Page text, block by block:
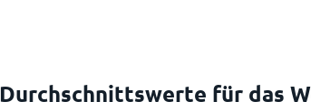
Durchschnittswerte für das